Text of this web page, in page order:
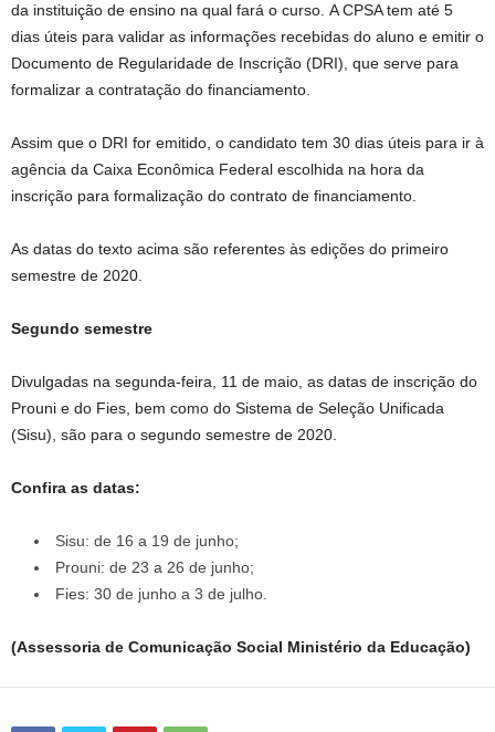
da instituição de ensino na qual fará o curso. A CPSA tem até 5
dias úteis para validar as informações recebidas do aluno e emitir o
Documento de Regularidade de Inscrição (DRI), que serve para
formalizar a contratação do financiamento.
Assim que o DRI for emitido, o candidato tem 30 dias úteis para ir à
agência da Caixa Econômica Federal escolhida na hora da
inscrição para formalização do contrato de financiamento.
As datas do texto acima são referentes às edições do primeiro
semestre de 2020.
Segundo semestre
Divulgadas na segunda-feira, 11 de maio, as datas de inscrição do
Prouni e do Fies, bem como do Sistema de Seleção Unificada
(Sisu), são para o segundo semestre de 2020.
Confira as datas:
Sisu: de 16 a 19 de junho;
Prouni: de 23 a 26 de junho;
Fies: 30 de junho a 3 de julho.
(Assessoria de Comunicação Social Ministério da Educação)